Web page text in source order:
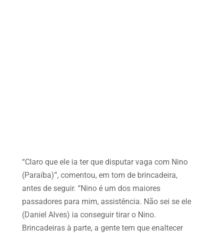
“Claro que ele ia ter que disputar vaga com Nino
(Paraíba)”, comentou, em tom de brincadeira,
antes de seguir. “Nino é um dos maiores
passadores para mim, assistência. Não sei se ele
(Daniel Alves) ia conseguir tirar o Nino.
Brincadeiras à parte, a gente tem que enaltecer